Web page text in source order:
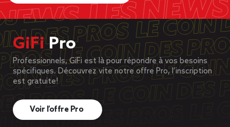
GiFiPro
Professionnels, GiFi est là pour répondre à vos besoins
spécifiques. Découvrez vite notre offre Pro, l’inscription
est gratuite!
Voir l’offre Pro